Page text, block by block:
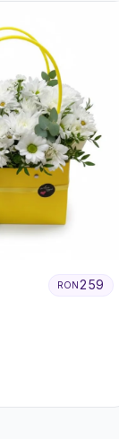
RON259